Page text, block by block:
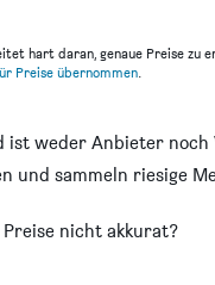
hart daran, genaue Preise zu
Preise übernommen.
ist weder Anbieter noch
und sammeln riesige
nicht akkurat?